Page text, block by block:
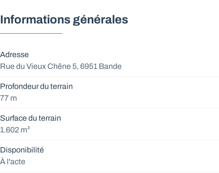
Informations générales
Adresse
Rue du Vieux Chêne 5, 6951 Bande
Profondeur du terrain
77 m
Surface du terrain
1.602 m²
Disponibilité
À l'acte